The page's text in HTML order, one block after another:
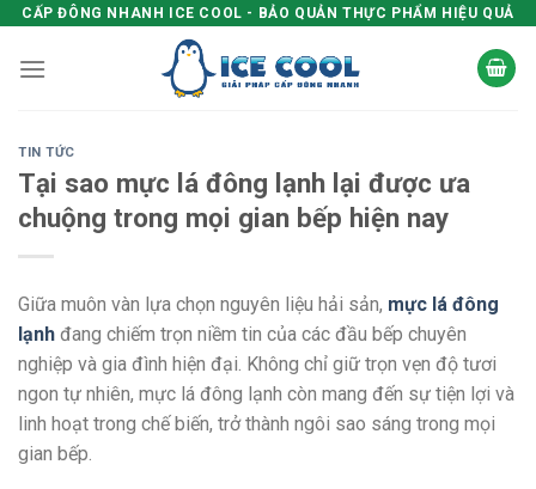
Skip
content
CẤP ĐÔNG NHANH ICE COOL - BẢO QUẢN THỰC PHẨM HIỆU QUẢ
TIN TỨC
Tại sao mực lá đông lạnh lại được ưa
chuộng trong mọi gian bếp hiện nay
Giữa muôn vàn lựa chọn nguyên liệu hải sản, mực lá đông
lạnh đang chiếm trọn niềm tin của các đầu bếp chuyên
nghiệp và gia đình hiện đại. Không chỉ giữ trọn vẹn độ tươi
ngon tự nhiên, mực lá đông lạnh còn mang đến sự tiện lợi và
linh hoạt trong chế biến, trở thành ngôi sao sáng trong mọi
gian bếp.